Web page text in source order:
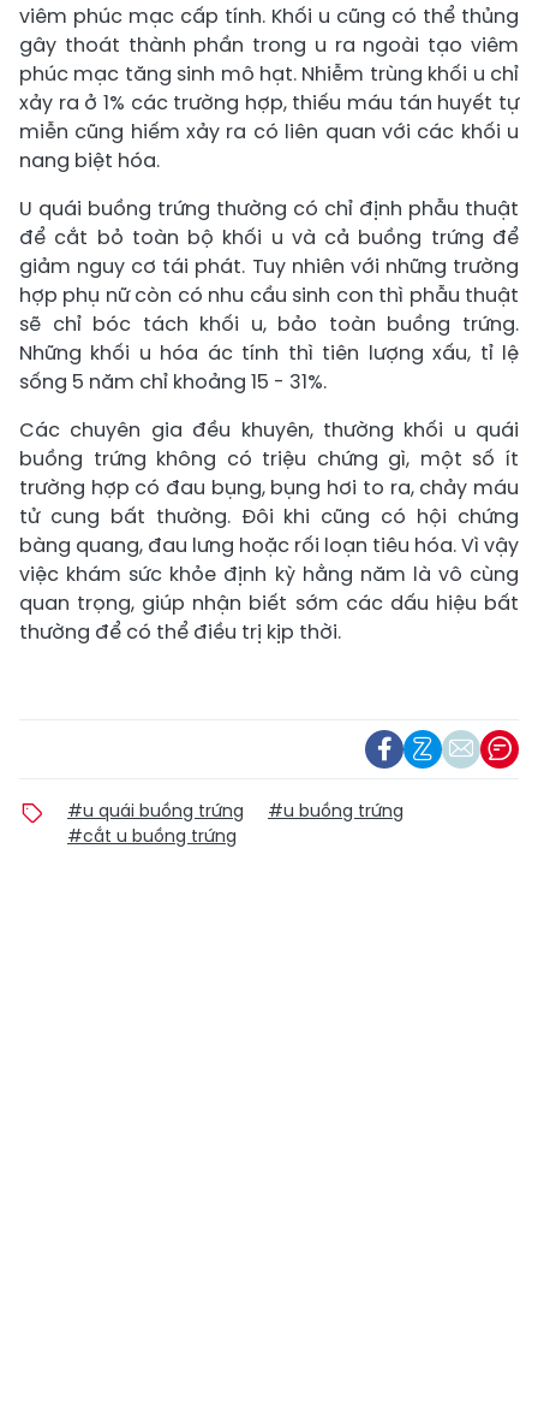
viêm phúc mạc cấp tính. Khối u cũng có thể thủng
gây thoát thành phần trong u ra ngoài tạo viêm
phúc mạc tăng sinh mô hạt. Nhiễm trùng khối u chỉ
xảy ra ở 1% các trường hợp, thiếu máu tán huyết tự
miễn cũng hiếm xảy ra có liên quan với các khối u
nang biệt hóa.
U quái buồng trứng thường có chỉ định phẫu thuật
để cắt bỏ toàn bộ khối u và cả buồng trứng để
giảm nguy cơ tái phát. Tuy nhiên với những trường
hợp phụ nữ còn có nhu cầu sinh con thì phẫu thuật
sẽ chỉ bóc tách khối u, bảo toàn buồng trứng.
Những khối u hóa ác tính thì tiên lượng xấu, tỉ lệ
sống 5 năm chỉ khoảng 15 - 31%.
Các chuyên gia đều khuyên, thường khối u quái
buồng trứng không có triệu chứng gì, một số ít
trường hợp có đau bụng, bụng hơi to ra, chảy máu
tử cung bất thường. Đôi khi cũng có hội chứng
bàng quang, đau lưng hoặc rối loạn tiêu hóa. Vì vậy
việc khám sức khỏe định kỳ hằng năm là vô cùng
quan trọng, giúp nhận biết sớm các dấu hiệu bất
thường để có thể điều trị kịp thời.
#u quái buồng trứng
#u buồng trứng
#cắt u buồng trứng